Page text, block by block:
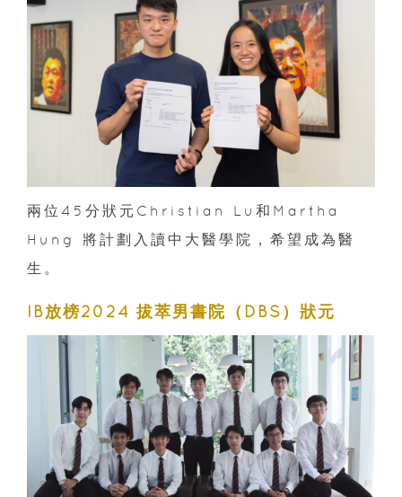
兩位45分狀元Christian Lu和Martha
Hung 將計劃入讀中大醫學院，希望成為醫
生。
IB放榜2024 拔萃男書院（DBS）狀元